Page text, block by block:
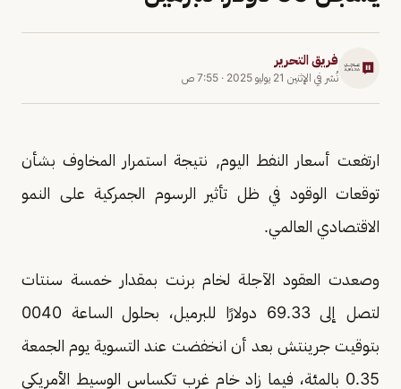
فريق التحرير
نُشر في الإثنين 21 يوليو 2025 · 7:55 ص
ارتفعت أسعار النفط اليوم, نتيجة استمرار المخاوف بشأن
توقعات الوقود في ظل تأثير الرسوم الجمركية على النمو
الاقتصادي العالمي.
وصعدت العقود الآجلة لخام برنت بمقدار خمسة سنتات
لتصل إلى 69.33 دولارًا للبرميل، بحلول الساعة 0040
بتوقيت جرينتش بعد أن انخفضت عند التسوية يوم الجمعة
0.35 بالمئة، فيما زاد خام غرب تكساس الوسيط الأمريكي